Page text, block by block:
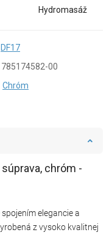
Hydromasáž
DF17
785174582-00
Chróm
chróm -
elegancie a
z vysoko kvalitnej